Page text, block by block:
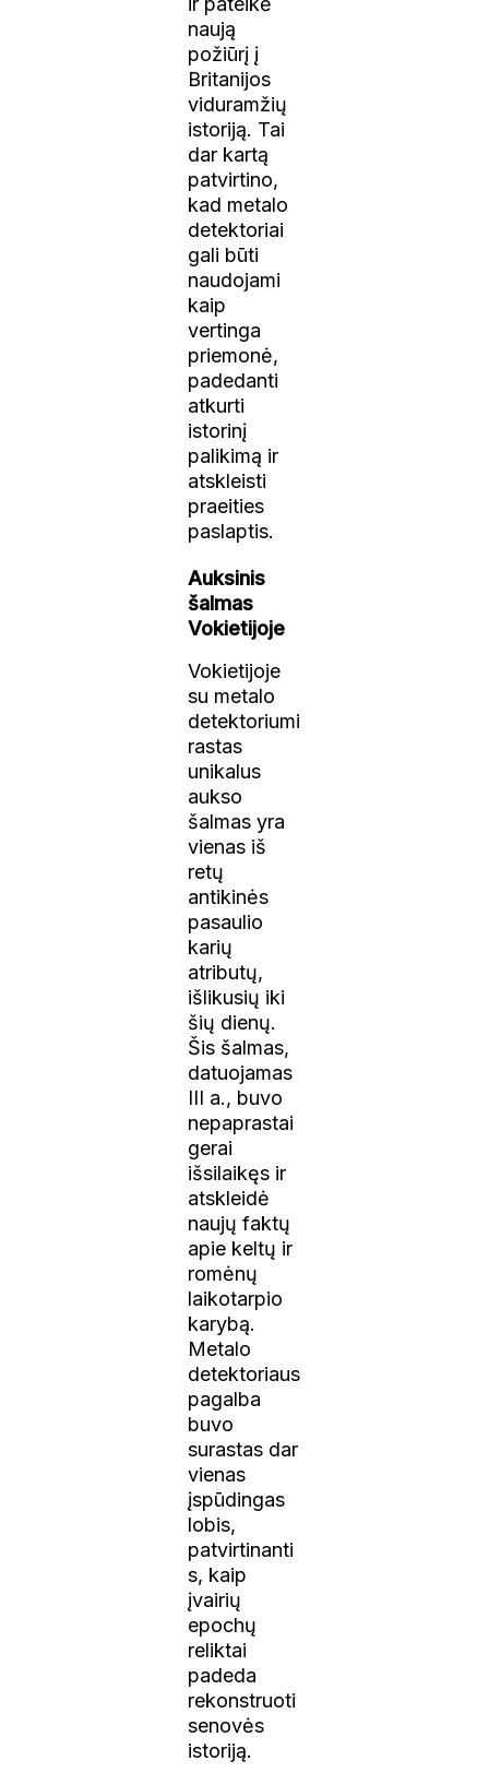
naują
požiūrį į
Britanijos
viduramžių
istoriją. Tai
dar kartą
patvirtino,
kad metalo
detektoriai
gali būti
naudojami
kaip
vertinga
priemonė,
padedanti
atkurti
istorinį
palikimą ir
atskleisti
praeities
paslaptis.
Auksinis
šalmas
Vokietijoje
Vokietijoje
su metalo
detektoriumi
rastas
unikalus
aukso
šalmas yra
vienas iš
retų
antikinės
pasaulio
karių
atributų,
išlikusių iki
šių dienų.
Šis šalmas,
datuojamas
III a., buvo
nepaprastai
gerai
išsilaikęs ir
atskleidė
naujų faktų
apie keltų ir
romėnų
laikotarpio
karybą.
Metalo
detektoriaus
pagalba
buvo
surastas dar
vienas
įspūdingas
lobis,
patvirtinanti
s, kaip
įvairių
epochų
reliktai
padeda
rekonstruoti
senovės
istoriją.